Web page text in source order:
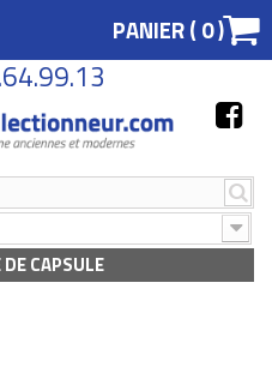
PANIER (0)
CAPSULE